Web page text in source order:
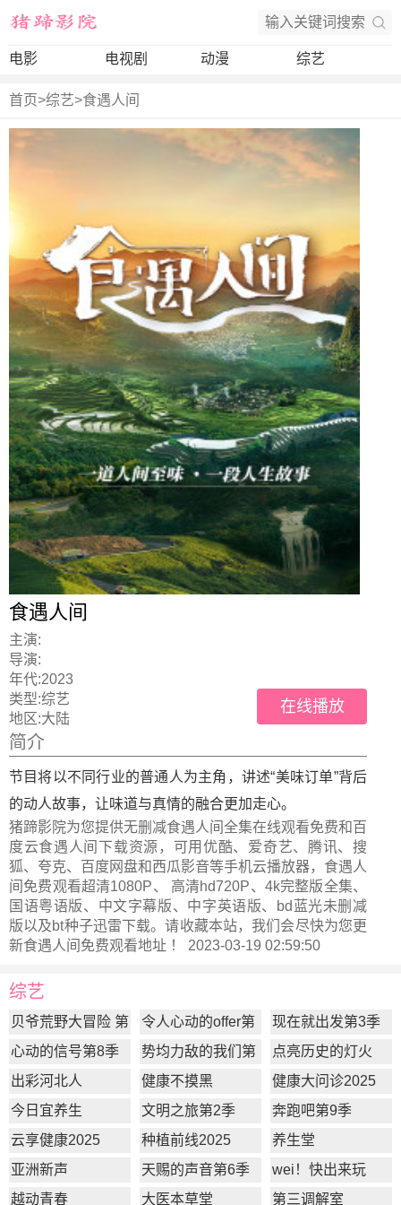
电影 电视剧 动漫 综艺
首页>综艺>食遇人间
食遇人间
主演:
导演:
年代:2023
类型:综艺
地区:大陆
在线播放
简介
节目将以不同行业的普通人为主角，讲述“美味订单”背后
的动人故事，让味道与真情的融合更加走心。
猪蹄影院为您提供无删减食遇人间全集在线观看免费和百
度云食遇人间下载资源，可用优酷、爱奇艺、腾讯、搜
狐、夸克、百度网盘和西瓜影音等手机云播放器，食遇人
间免费观看超清1080P、 高清hd720P、4k完整版全集、
国语粤语版、中文字幕版、中字英语版、bd蓝光未删减
版以及bt种子迅雷下载。请收藏本站，我们会尽快为您更
新食遇人间 免费观看地址 ！ 2023-03-19 02:59:50
综艺
贝爷荒野大冒险 第
一季
令人心动的offer第
7季
现在就出发第3季
心动的信号第8季
势均力敌的我们第
2季
点亮历史的灯火
出彩河北人
健康不摸黑
健康大问诊2025
今日宜养生
文明之旅第2季
奔跑吧第9季
云享健康2025
种植前线2025
养生堂
亚洲新声
天赐的声音第6季
wei！快出来玩
越动青春
大医本草堂 第三调解室